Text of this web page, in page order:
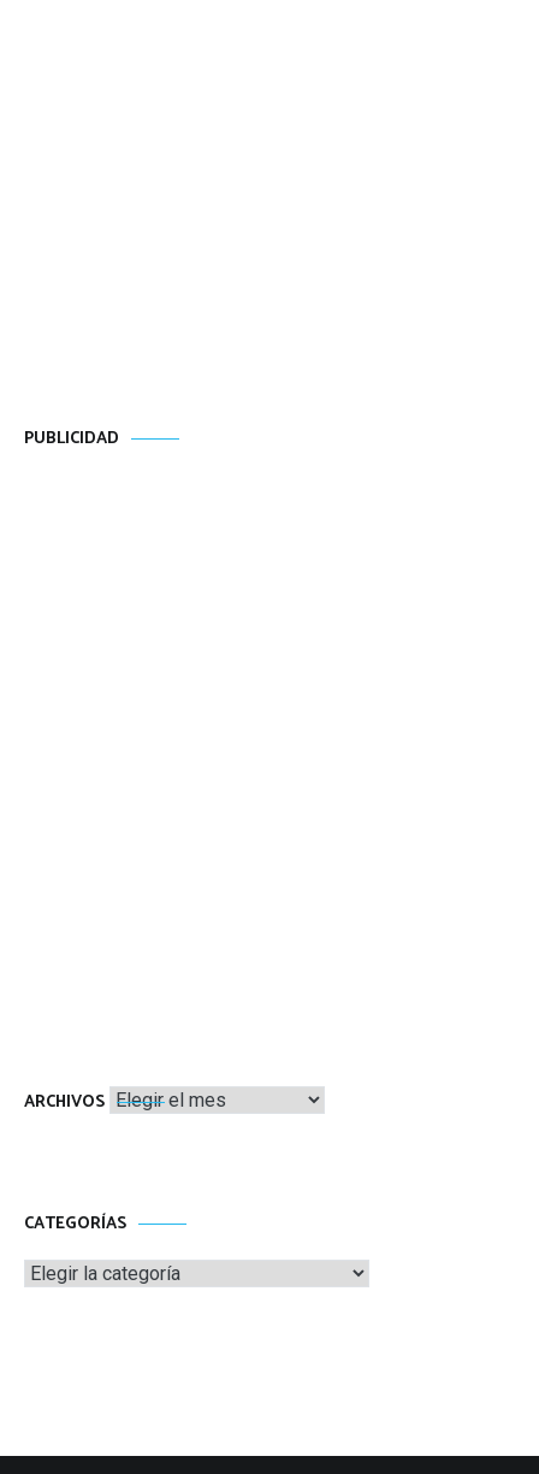
PUBLICIDAD
ARCHIVOS Archivos
CATEGORÍAS
Categorías